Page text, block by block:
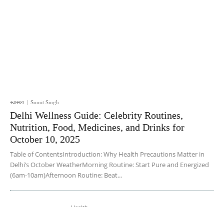
स्वास्थ्य Sumit Singh
Delhi Wellness Guide: Celebrity Routines,
Nutrition, Food, Medicines, and Drinks for
October 10, 2025
Table of ContentsIntroduction: Why Health Precautions Matter in
Delhi’s October WeatherMorning Routine: Start Pure and Energized
(6am-10am)Afternoon Routine: Beat...